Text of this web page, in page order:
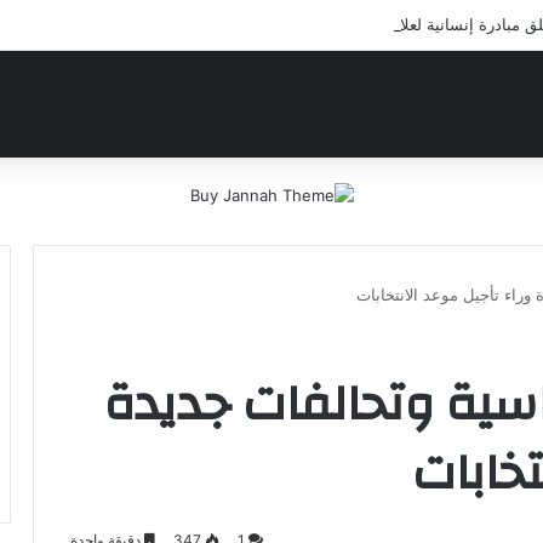
إنسانية لعلاج أيتام مدرسة كافل اليتيم
تأجيل موعد الانتخابات
وتحالفات جديدة